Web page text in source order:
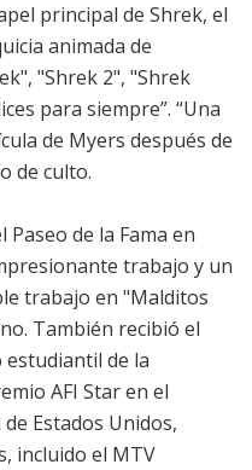
principal de Shrek, el
animada de
"Shrek 2", "Shrek
para siempre”. “Una
de Myers después de
de culto.
de la Fama en
trabajo y un
trabajo en "Malditos
También recibió el
estudiantil de la
AFI Star en el
Estados Unidos,
incluido el MTV